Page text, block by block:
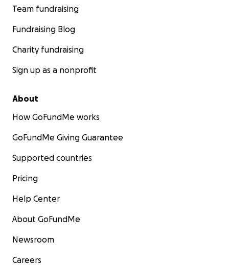
Team fundraising
Fundraising Blog
Charity fundraising
Sign up as a nonprofit
About
How GoFundMe works
GoFundMe Giving Guarantee
Supported countries
Pricing
Help Center
About GoFundMe
Newsroom
Careers